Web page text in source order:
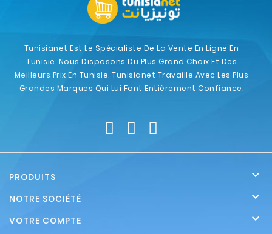
Tunisianet Est Le Spécialiste De La Vente En Ligne En
Tunisie. Nous Disposons Du Plus Grand Choix Et Des
Meilleurs Prix En Tunisie. Tunisianet Travaille Avec Les Plus
Grandes Marques Qui Lui Font Entièrement Confiance.
PRODUITS 
NOTRE SOCIÉTÉ 
VOTRE COMPTE
